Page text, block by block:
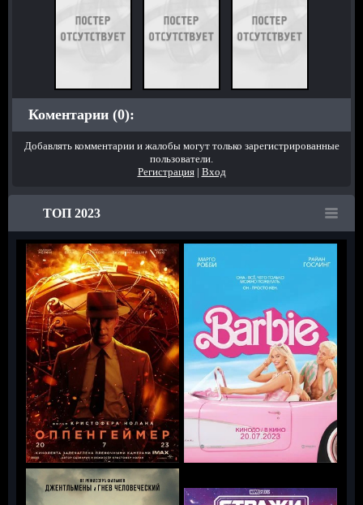
Коментарии (0):
Добавлять комментарии и жалобы могут только зарегистрированные
пользователи.
Регистрация| Вход
ТОП 2023